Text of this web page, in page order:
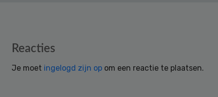
Reader
Reacties
Je moet ingelogd zijn op om een reactie te plaatsen.